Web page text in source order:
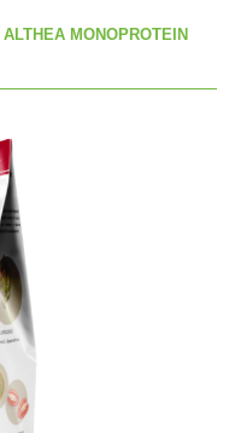
ALTHEA MONOPROTEIN